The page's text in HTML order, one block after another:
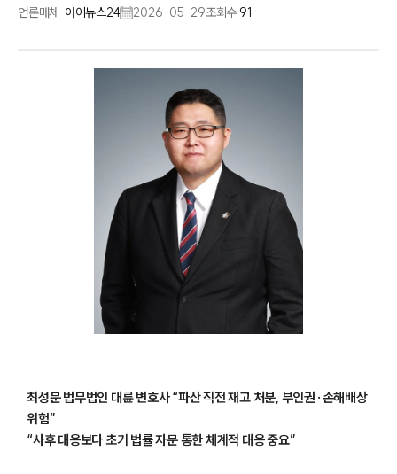
언론매체 아이뉴스24 2026-05-29조회수 91
최성문 법무법인 대륜 변호사 “파산 직전 재고 처분, 부인권·손해배상
위험”
“사후 대응보다 초기 법률 자문 통한 체계적 대응 중요”